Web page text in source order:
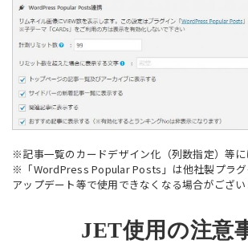
※記事一覧のカードデザイン化（列数指定）等
※「WordPress Popular Posts」は他社製プラグ
アップデート等で使用できなくなる場合がござい
JET使用の注意